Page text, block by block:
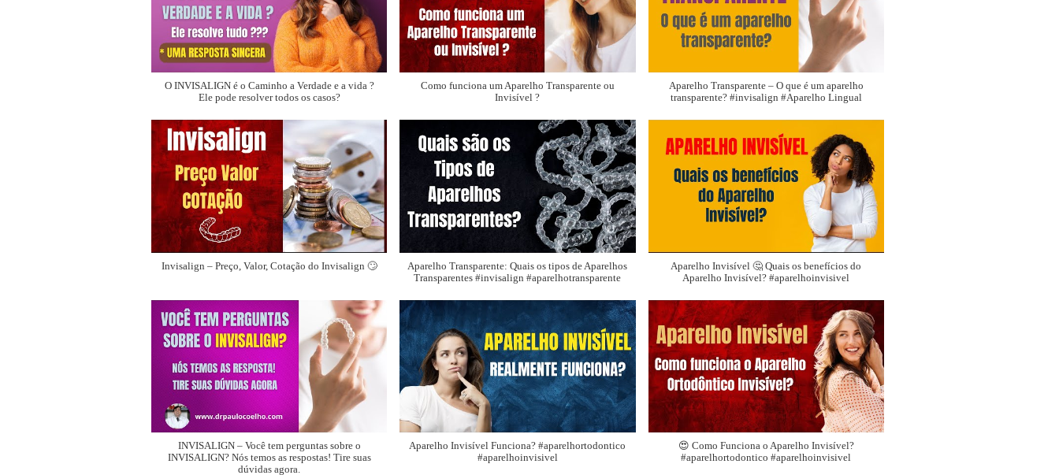
O INVISALIGN é o Caminho a Verdade e a vida ?
Ele pode resolver todos os casos?
Como funciona um Aparelho Transparente ou
Invisível ?
Aparelho Transparente – O que é um aparelho
transparente? #invisalign #Aparelho Lingual
Invisalign – Preço, Valor, Cotação do Invisalign 🙄
Aparelho Transparente: Quais os tipos de Aparelhos
Transparentes #invisalign #aparelhotransparente
Aparelho Invisível 🤔 Quais os benefícios do
Aparelho Invisível? #aparelhoinvisivel
INVISALIGN – Você tem perguntas sobre o
INVISALIGN? Nós temos as respostas! Tire suas
dúvidas agora.
Aparelho Invisível Funciona? #aparelhortodontico
#aparelhoinvisivel
😍 Como Funciona o Aparelho Invisível?
#aparelhortodontico #aparelhoinvisivel